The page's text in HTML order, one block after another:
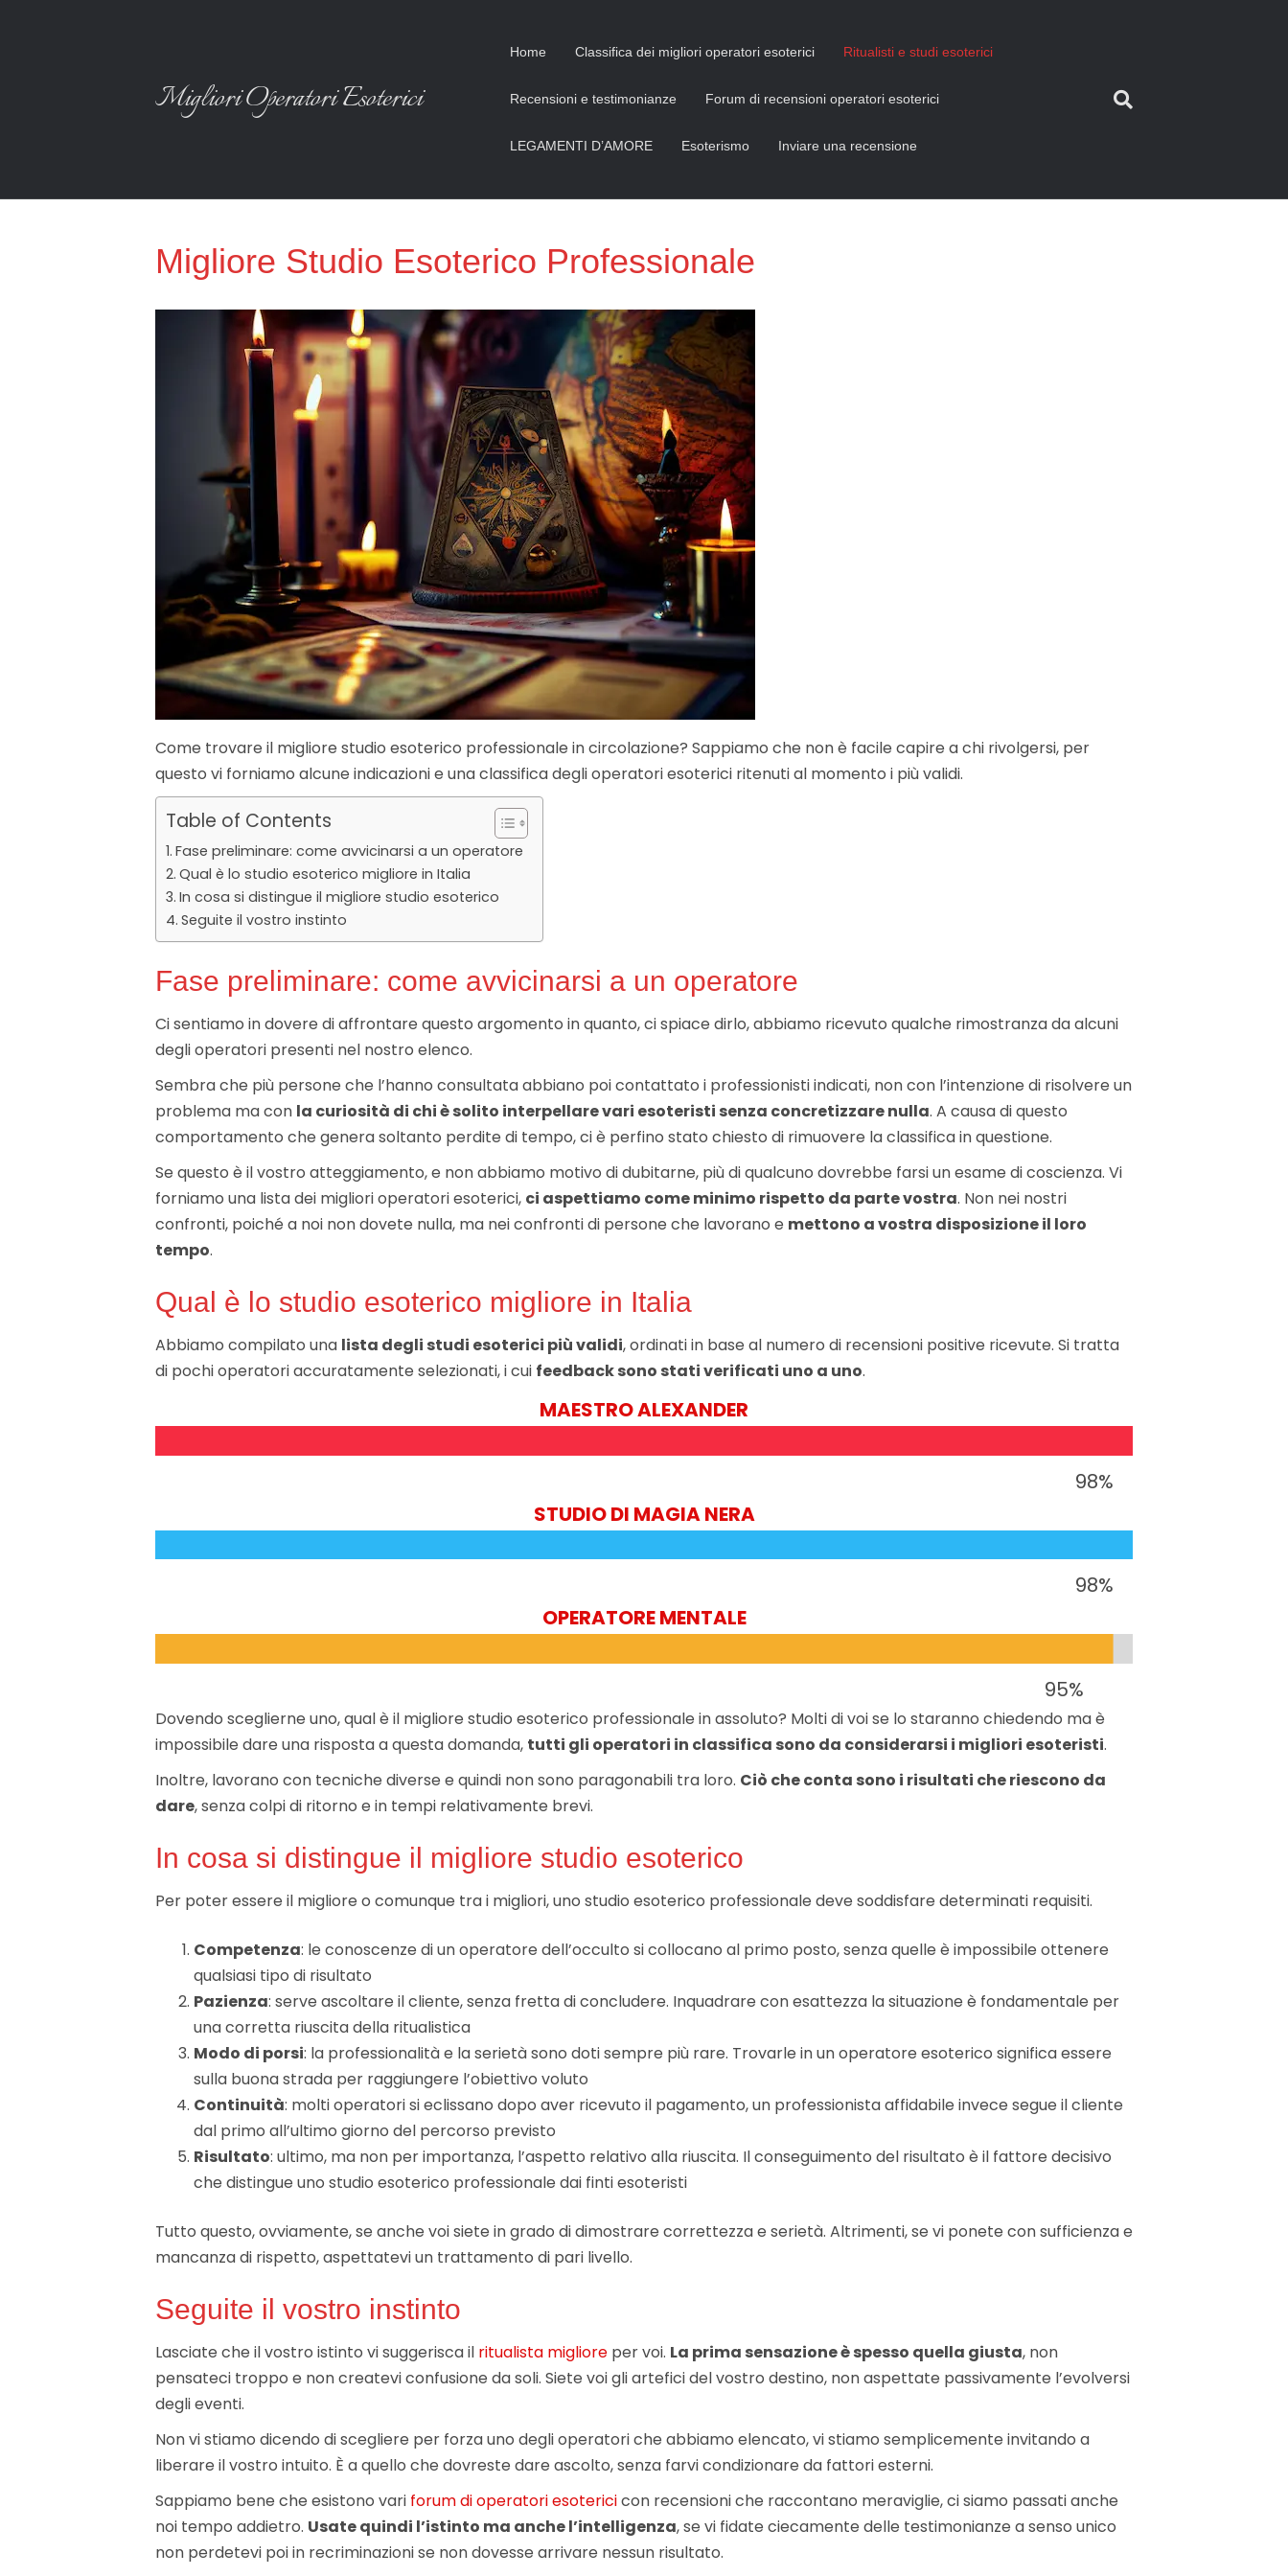
Migliori Operatori Esoterici
Home Classifica dei migliori operatori esoterici Ritualisti e studi esoterici
Recensioni e testimonianze Forum di recensioni operatori esoterici
LEGAMENTI D’AMORE Esoterismo Inviare una recensione
Migliore Studio Esoterico Professionale
Come trovare il migliore studio esoterico professionale in circolazione? Sappiamo che non è facile capire a chi rivolgersi, per
questo vi forniamo alcune indicazioni e una classifica degli operatori esoterici ritenuti al momento i più validi.
Table of Contents
Fase preliminare: come avvicinarsi a un operatore
Qual è lo studio esoterico migliore in Italia
In cosa si distingue il migliore studio esoterico
Seguite il vostro instinto
Fase preliminare: come avvicinarsi a un operatore
Ci sentiamo in dovere di affrontare questo argomento in quanto, ci spiace dirlo, abbiamo ricevuto qualche rimostranza da alcuni
degli operatori presenti nel nostro elenco.
Sembra che più persone che l’hanno consultata abbiano poi contattato i professionisti indicati, non con l’intenzione di risolvere un
problema ma con la curiosità di chi è solito interpellare vari esoteristi senza concretizzare nulla. A causa di questo
comportamento che genera soltanto perdite di tempo, ci è perfino stato chiesto di rimuovere la classifica in questione.
Se questo è il vostro atteggiamento, e non abbiamo motivo di dubitarne, più di qualcuno dovrebbe farsi un esame di coscienza. Vi
forniamo una lista dei migliori operatori esoterici, ci aspettiamo come minimo rispetto da parte vostra. Non nei nostri
confronti, poiché a noi non dovete nulla, ma nei confronti di persone che lavorano e mettono a vostra disposizione il loro
tempo.
Qual è lo studio esoterico migliore in Italia
Abbiamo compilato una lista degli studi esoterici più validi, ordinati in base al numero di recensioni positive ricevute. Si tratta
di pochi operatori accuratamente selezionati, i cui feedback sono stati verificati uno a uno.
MAESTRO ALEXANDER
98%
STUDIO DI MAGIA NERA
98%
OPERATORE MENTALE
95%
Dovendo sceglierne uno, qual è il migliore studio esoterico professionale in assoluto? Molti di voi se lo staranno chiedendo ma è
impossibile dare una risposta a questa domanda, tutti gli operatori in classifica sono da considerarsi i migliori esoteristi.
Inoltre, lavorano con tecniche diverse e quindi non sono paragonabili tra loro. Ciò che conta sono i risultati che riescono da
dare, senza colpi di ritorno e in tempi relativamente brevi.
In cosa si distingue il migliore studio esoterico
Per poter essere il migliore o comunque tra i migliori, uno studio esoterico professionale deve soddisfare determinati requisiti.
Competenza: le conoscenze di un operatore dell’occulto si collocano al primo posto, senza quelle è impossibile ottenere
qualsiasi tipo di risultato
Pazienza: serve ascoltare il cliente, senza fretta di concludere. Inquadrare con esattezza la situazione è fondamentale per
una corretta riuscita della ritualistica
Modo di porsi: la professionalità e la serietà sono doti sempre più rare. Trovarle in un operatore esoterico significa essere
sulla buona strada per raggiungere l’obiettivo voluto
Continuità: molti operatori si eclissano dopo aver ricevuto il pagamento, un professionista affidabile invece segue il cliente
dal primo all’ultimo giorno del percorso previsto
Risultato: ultimo, ma non per importanza, l’aspetto relativo alla riuscita. Il conseguimento del risultato è il fattore decisivo
che distingue uno studio esoterico professionale dai finti esoteristi
Tutto questo, ovviamente, se anche voi siete in grado di dimostrare correttezza e serietà. Altrimenti, se vi ponete con sufficienza e
mancanza di rispetto, aspettatevi un trattamento di pari livello.
Seguite il vostro instinto
Lasciate che il vostro istinto vi suggerisca il ritualista migliore per voi. La prima sensazione è spesso quella giusta, non
pensateci troppo e non createvi confusione da soli. Siete voi gli artefici del vostro destino, non aspettate passivamente l’evolversi
degli eventi.
Non vi stiamo dicendo di scegliere per forza uno degli operatori che abbiamo elencato, vi stiamo semplicemente invitando a
liberare il vostro intuito. È a quello che dovreste dare ascolto, senza farvi condizionare da fattori esterni.
Sappiamo bene che esistono vari forum di operatori esotericicon recensioni che raccontano meraviglie, ci siamo passati anche
noi tempo addietro. Usate quindi l’istinto ma anche l’intelligenza, se vi fidate ciecamente delle testimonianze a senso unico
non perdetevi poi in recriminazioni se non dovesse arrivare nessun risultato.